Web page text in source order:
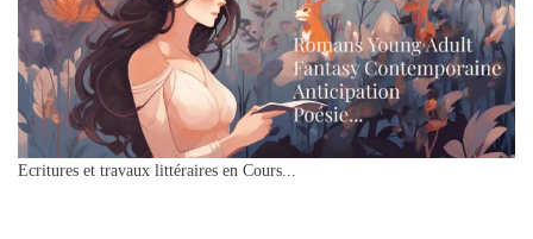
Ecritures et travaux littéraires en Cours...